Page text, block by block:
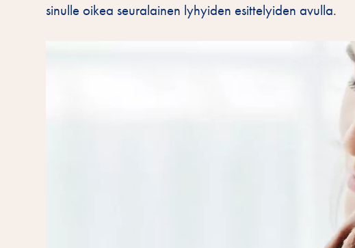
sinulle oikea seuralainen lyhyiden esittelyiden avulla.